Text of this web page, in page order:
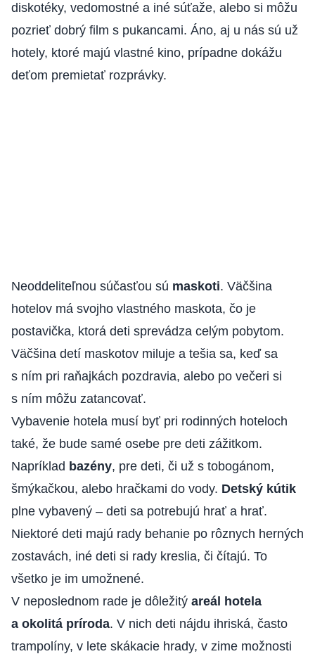
diskotéky, vedomostné a iné súťaže, alebo si môžu
pozrieť dobrý film s pukancami. Áno, aj u nás sú už
hotely, ktoré majú vlastné kino, prípadne dokážu
deťom premietať rozprávky.
Neoddeliteľnou súčasťou sú maskoti. Väčšina
hotelov má svojho vlastného maskota, čo je
postavička, ktorá deti sprevádza celým pobytom.
Väčšina detí maskotov miluje a tešia sa, keď sa
s ním pri raňajkách pozdravia, alebo po večeri si
s ním môžu zatancovať.
Vybavenie hotela musí byť pri rodinných hoteloch
také, že bude samé osebe pre deti zážitkom.
Napríklad bazény, pre deti, či už s tobogánom,
šmýkačkou, alebo hračkami do vody. Detský kútik
plne vybavený – deti sa potrebujú hrať a hrať.
Niektoré deti majú rady behanie po rôznych herných
zostavách, iné deti si rady kreslia, či čítajú. To
všetko je im umožnené.
V neposlednom rade je dôležitý areál hotela
a okolitá príroda. V nich deti nájdu ihriská, často
trampolíny, v lete skákacie hrady, v zime možnosti